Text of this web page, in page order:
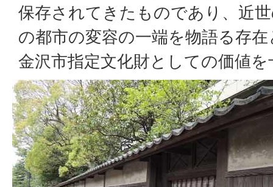
保存されてきたものであり、近
の都市の変容の一端を物語る存
金沢市指定文化財としての価値